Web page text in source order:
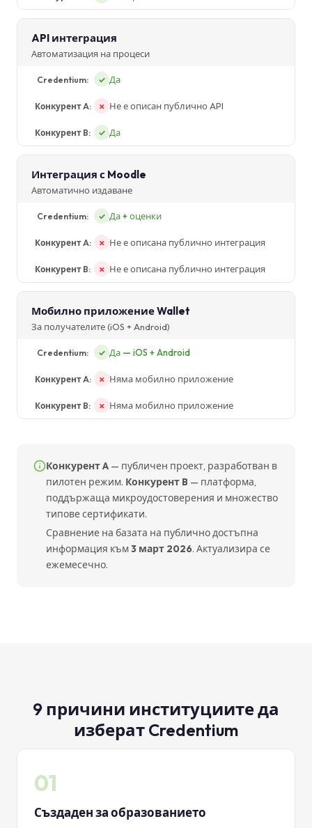
API интеграция
Автоматизация на процеси
✓ Да
✗ Не е описан публично API
✓ Да
Интеграция с Moodle
Автоматично издаване
✓ Да + оценки
✗ Не е описана публично интеграция
✗ Не е описана публично интеграция
Мобилно приложение Wallet
За получателите (iOS + Android)
✓ Да — iOS + Android
✗ Няма мобилно приложение
✗ Няма мобилно приложение
Конкурент A — публичен проект, разработван в
пилотен режим. Конкурент B — платформа,
поддържаща микроудостоверения и множество
типове сертификати.
Сравнение на базата на публично достъпна
информация към3 март 2026. Актуализира се
ежемесечно.
9 причини институциите да
изберат Credentium
01
Създаден за образованието